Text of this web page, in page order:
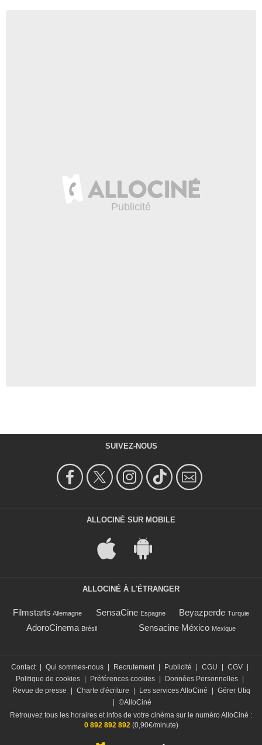
SUIVEZ-NOUS
ALLOCINÉ SUR MOBILE
ALLOCINÉ À L'ÉTRANGER
Filmstarts Allemagne SensaCine Espagne Beyazperde Turquie
AdoroCinema Brésil Sensacine México Mexique
Contact Qui sommes-nous Recrutement Publicité CGU CGV
Politique de cookies
Préférences cookies Données Personnelles
Revue de presse
Charte d'écriture Les services AlloCiné
Gérer Utiq
©AlloCiné
Retrouvez tous les horaires et infos de votre cinéma sur le numéro AlloCiné :
0 892 892 892(0,90€/minute)